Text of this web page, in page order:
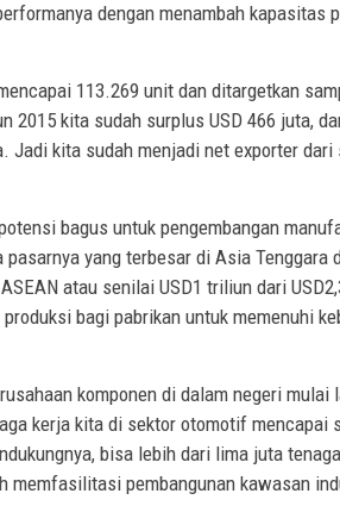
dengan menambah kapasitas
113.269 unit dan ditargetkan
2015 kita sudah surplus USD 466 juta,
Jadi kita sudah menjadi net exporter dari
bagus untuk pengembangan
yang terbesar di Asia Tenggara
atau senilai USD1 triliun dari
bagi pabrikan untuk memenuhi
komponen di dalam negeri mulai
kerja kita di sektor otomotif mencapai
bisa lebih dari lima juta
memfasilitasi pembangunan kawasan